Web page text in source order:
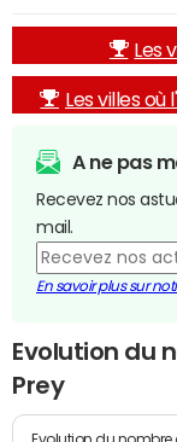
Les
Les villes
A ne pas
Recevez nos
mail.
En savoir plus sur
Evolution du
Prey